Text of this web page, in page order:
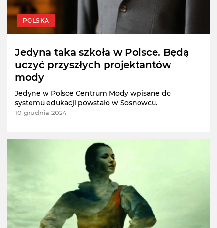
POLSKA
Jedyna taka szkoła w Polsce. Będą
uczyć przyszłych projektantów
mody
Jedyne w Polsce Centrum Mody wpisane do
systemu edukacji powstało w Sosnowcu.
10 grudnia 2024